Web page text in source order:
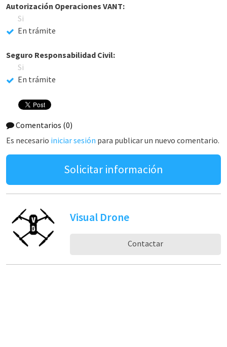
Autorización Operaciones VANT:
Si
En trámite
Seguro Responsabilidad Civil:
Si
En trámite
Comentarios (0)
Es necesario iniciar sesión para publicar un nuevo comentario.
Solicitar información
Visual Drone
Contactar